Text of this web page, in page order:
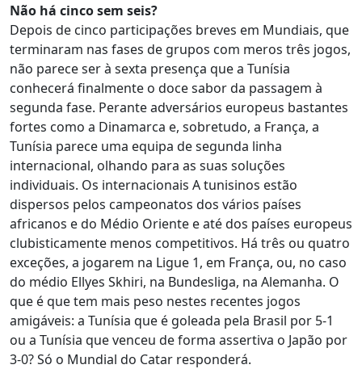
Não há cinco sem seis?
Depois de cinco participações breves em Mundiais, que
terminaram nas fases de grupos com meros três jogos,
não parece ser à sexta presença que a Tunísia
conhecerá finalmente o doce sabor da passagem à
segunda fase. Perante adversários europeus bastantes
fortes como a Dinamarca e, sobretudo, a França, a
Tunísia parece uma equipa de segunda linha
internacional, olhando para as suas soluções
individuais. Os internacionais A tunisinos estão
dispersos pelos campeonatos dos vários países
africanos e do Médio Oriente e até dos países europeus
clubisticamente menos competitivos. Há três ou quatro
exceções, a jogarem na Ligue 1, em França, ou, no caso
do médio Ellyes Skhiri, na Bundesliga, na Alemanha. O
que é que tem mais peso nestes recentes jogos
amigáveis: a Tunísia que é goleada pela Brasil por 5-1
ou a Tunísia que venceu de forma assertiva o Japão por
3-0? Só o Mundial do Catar responderá.